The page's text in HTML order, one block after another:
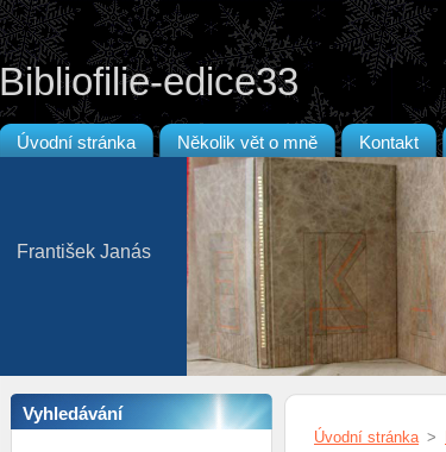
Bibliofilie-edice33
Úvodní stránka Několik vět o mně Kontakt
František Janás
Vyhledávání
Úvodní stránka >